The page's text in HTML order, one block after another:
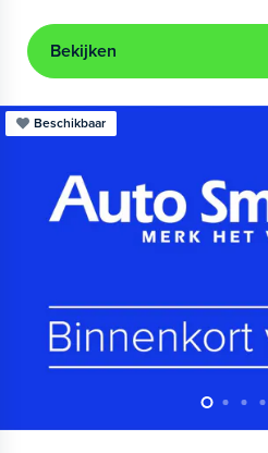
Bekijken
Beschikbaar